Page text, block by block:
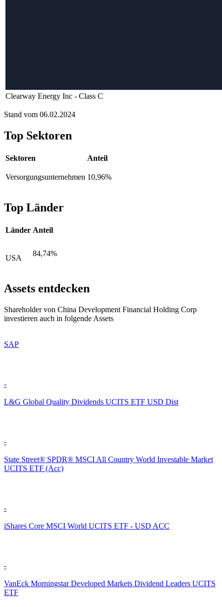
Clearway Energy Inc - Class C
Stand vom 06.02.2024
Top Sektoren
Sektoren Anteil
Versorgungsunternehmen 10,96%
Top Länder
Länder Anteil
USA
84,74%
Assets entdecken
Shareholder von China Development Financial Holding Corp
investieren auch in folgende Assets
SAP
-
L&G Global Quality Dividends UCITS ETF USD Dist
-
State Street® SPDR® MSCI All Country World Investable Market
UCITS ETF (Acc)
-
iShares Core MSCI World UCITS ETF - USD ACC
-
VanEck Morningstar Developed Markets Dividend Leaders UCITS
ETF